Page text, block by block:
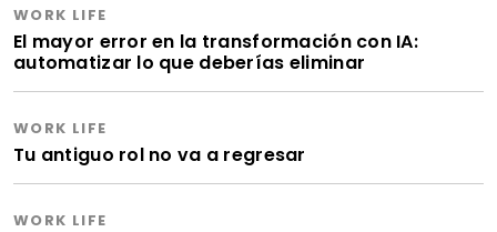
WORK LIFE
El mayor error en la transformación con IA:
automatizar lo que deberías eliminar
WORK LIFE
Tu antiguo rol no va a regresar
WORK LIFE